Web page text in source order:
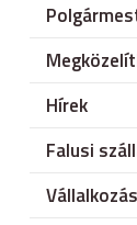
Hírek
Falusi